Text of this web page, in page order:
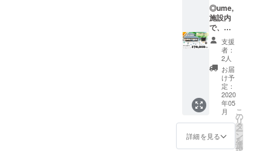
チケッ
トはお
釣りを
お渡し
するこ
とがで
きませ
ん。端
数につ
きまし
ては現
金でご
精算く
い。 ※
ト有効
期限：
2021年
12月末
まで。
（チ
ケット
到着予
定:2020
年6月）
※宿泊、
体験、
雑貨購
入等で
しま
す。 ※
送付日
は、後
日ご相
談も可
能で
す。 ご
相談希
望の場
合は、
その旨
せてご
記入く
どう
ぞ！ ※
宿泊、
体験、
フェ、
雑貨購
入等で
使うこ
とがで
きま
す。 ※
チケッ
トはお
施設内
で、ど
んな内
容でも
使える
お得な
チケッ
トで
す！◎
45,000
円分ご
利用券
を、
35,000
ume,の
「宿
泊、体
験、カ
フェ、
雑貨購
入等」
で現金
代わり
にご利
用いた
だくこ
とがで
きま
す。下
の研修
会議は
いかが
でしょ
うか。
いまま
では出
てこな
かった
柔軟な
アイデ
アや、
静かに
集中し
て作業
◎ume,
施設内
で、ど
んな内
容でも
使える
お得な
チケッ
トで
す！◎
宿泊割
引券に
するで
もよ
し、お
支援
者：
2人
お届
け予
定：
2020
年05
月
詳細を見る
こ
の
リ
タ
ー
ン
を
選